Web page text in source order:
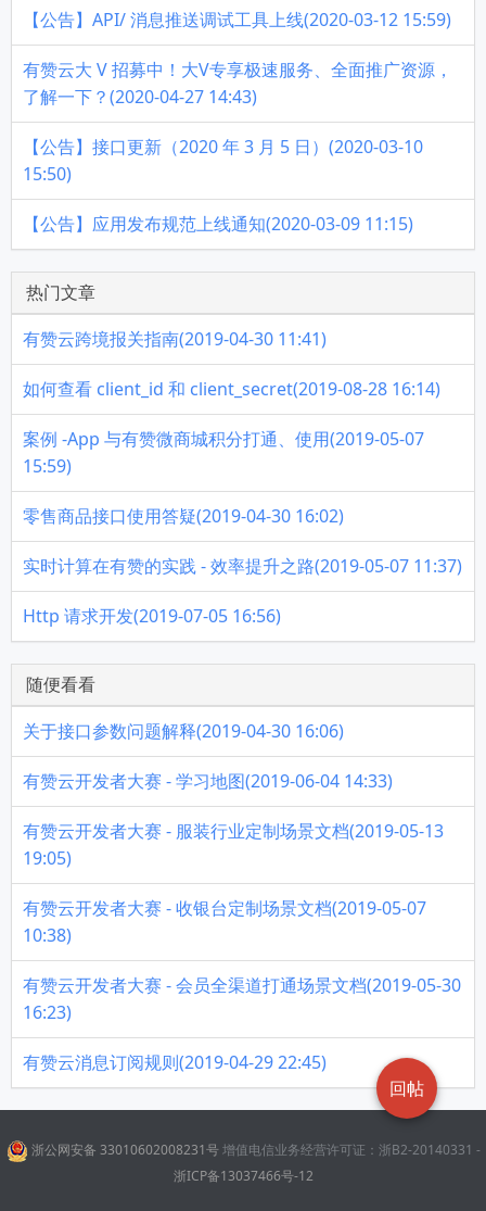
【公告】API/ 消息推送调试工具上线(2020-03-12 15:59)
有赞云大 V 招募中！大V专享极速服务、全面推广资源，
了解一下？(2020-04-27 14:43)
【公告】接口更新（2020 年 3 月 5 日）(2020-03-10
15:50)
【公告】应用发布规范上线通知(2020-03-09 11:15)
热门文章
有赞云跨境报关指南(2019-04-30 11:41)
如何查看 client_id 和 client_secret(2019-08-28 16:14)
案例 -App 与有赞微商城积分打通、使用(2019-05-07
15:59)
零售商品接口使用答疑(2019-04-30 16:02)
实时计算在有赞的实践 - 效率提升之路(2019-05-07 11:37)
Http 请求开发(2019-07-05 16:56)
随便看看
关于接口参数问题解释(2019-04-30 16:06)
有赞云开发者大赛 - 学习地图(2019-06-04 14:33)
有赞云开发者大赛 - 服装行业定制场景文档(2019-05-13
19:05)
有赞云开发者大赛 - 收银台定制场景文档(2019-05-07
10:38)
有赞云开发者大赛 - 会员全渠道打通场景文档(2019-05-30
16:23)
有赞云消息订阅规则(2019-04-29 22:45)
浙公网安备 33010602008231号增值电信业务经营许可证：浙B2-20140331 -
浙ICP备13037466号-12
回帖